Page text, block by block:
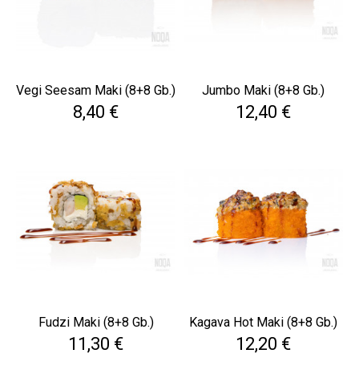
Vegi Seesam Maki (8+8 Gb.)
Cena
8,40 €
Jumbo Maki (8+8 Gb.)
Cena
12,40 €
Fudzi Maki (8+8 Gb.)
Cena
11,30 €
Kagava Hot Maki (8+8 Gb.)
Cena
12,20 €